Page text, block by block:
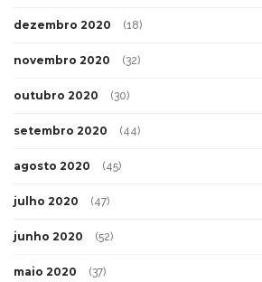
dezembro 2020 (18)
novembro 2020 (32)
outubro 2020 (30)
setembro 2020 (44)
agosto 2020 (45)
julho 2020 (47)
junho 2020 (52)
maio 2020 (37)